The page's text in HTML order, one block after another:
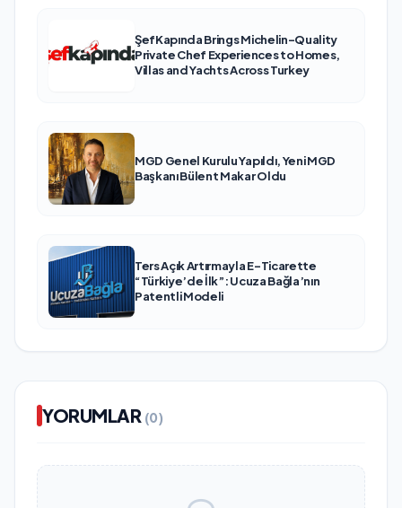
ŞefKapında Brings Michelin-Quality
Private Chef Experiences to Homes,
Villas and Yachts Across Turkey
MGD Genel Kurulu Yapıldı, Yeni MGD
Başkanı Bülent Makar Oldu
Ters Açık Artırmayla E-Ticarette
“Türkiye’de İlk”: Ucuza Bağla’nın
Patentli Modeli
YORUMLAR (0)